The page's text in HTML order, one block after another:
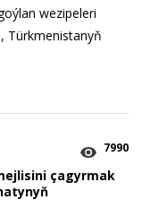
wezipeleri
Türkmenistanyň
7990
çagyrmak